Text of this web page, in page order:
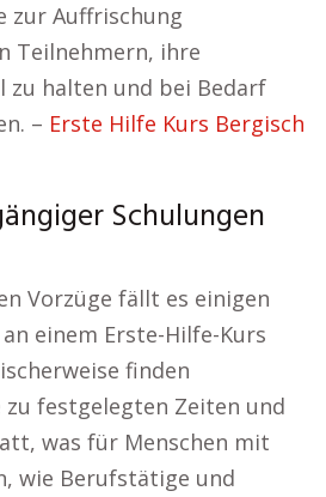
zur Auffrischung
Teilnehmern, ihre
zu halten und bei Bedarf
– Erste Hilfe Kurs Bergisch
Schulungen
Vorzüge fällt es einigen
einem Erste-Hilfe-Kurs
finden
festgelegten Zeiten und
was für Menschen mit
wie Berufstätige und